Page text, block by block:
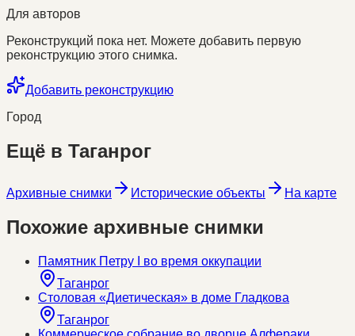
Для авторов
Реконструкций пока нет. Можете добавить первую
реконструкцию этого снимка.
Добавить реконструкцию
Город
Ещё в Таганрог
Архивные снимки Исторические объекты На карте
Похожие архивные снимки
Памятник Петру I во время оккупации
Таганрог
Столовая «Диетическая» в доме Гладкова
Таганрог